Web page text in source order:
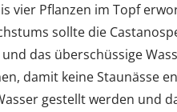
vier Pflanzen im Topf
sollte die
das überschüssige
damit keine Staunässe
gestellt werden und